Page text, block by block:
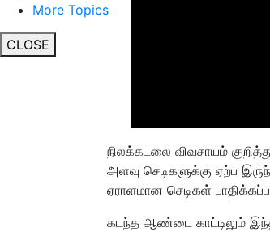
More Topics
CLOSE
நிலக்கடலை விவசாயம்
அளவு செடிகளுக்கு ஏற்ப
ஏராளமான செடிகள்
கடந்த ஆண்டை காட்டிலும்